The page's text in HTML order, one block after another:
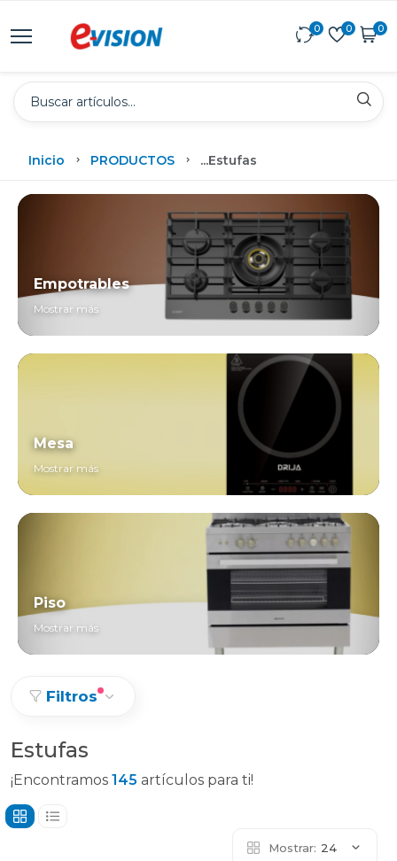
0 0 0
Inicio PRODUCTOS ...Estufas
Empotrables
Mostrar más
Mesa
Mostrar más
Piso
Mostrar más
Filtros
Estufas
¡Encontramos 145 artículos para ti!
Mostrar: 24